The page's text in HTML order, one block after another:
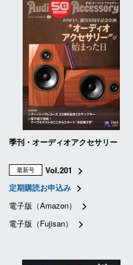
季刊・オーディオアクセサリー
最新号
Vol.201
定期購読お申込み
電子版（Amazon）
電子版（Fujisan）